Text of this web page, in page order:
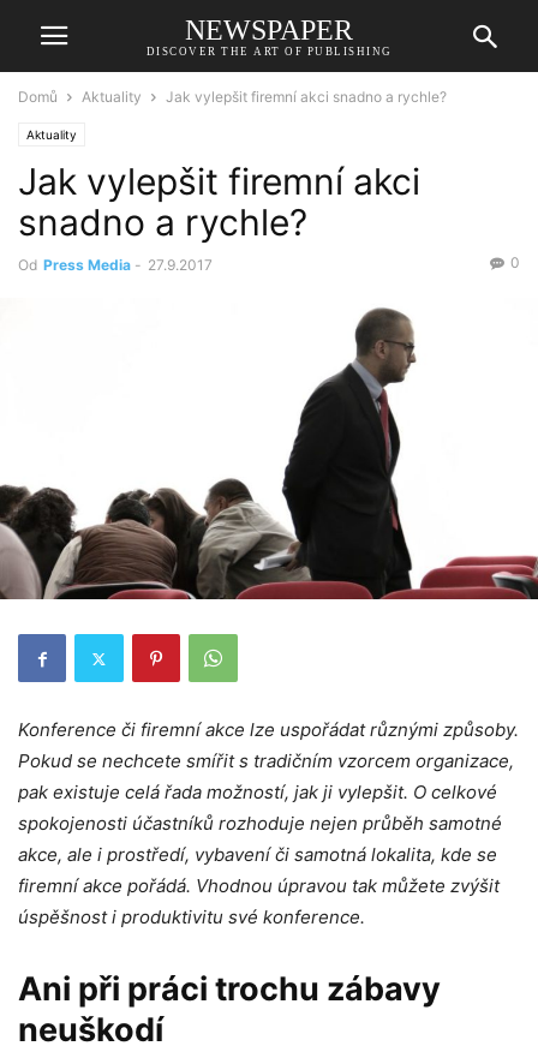
NEWSPAPER
DISCOVER THE ART OF PUBLISHING
Domů Aktuality Jak vylepšit firemní akci snadno a rychle?
Aktuality
Jak vylepšit firemní akci
snadno a rychle?
Od Press Media - 27.9.2017 0
Konference či firemní akce lze uspořádat různými způsoby.
Pokud se nechcete smířit s tradičním vzorcem organizace,
pak existuje celá řada možností, jak ji vylepšit. O celkové
spokojenosti účastníků rozhoduje nejen průběh samotné
akce, ale i prostředí, vybavení či samotná lokalita, kde se
firemní akce pořádá. Vhodnou úpravou tak můžete zvýšit
úspěšnost i produktivitu své konference.
Ani při práci trochu zábavy
neuškodí